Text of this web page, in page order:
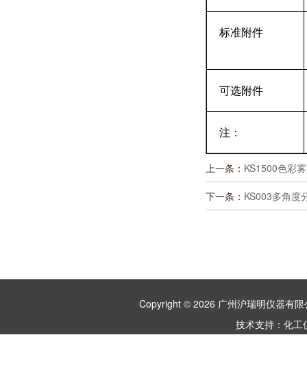
标准附件
可选附件
注：
上一条： KS1500色彩
下一条： KS003多角度
Copyright © 2026 广州沪瑞明仪器有
技术支持： 化工